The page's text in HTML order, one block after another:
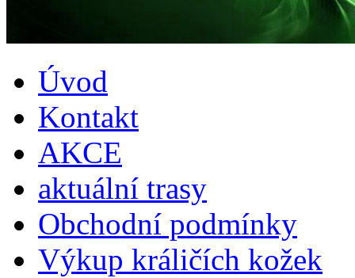
Úvod
Kontakt
AKCE
aktuální trasy
Obchodní podmínky
Výkup králičích kožek